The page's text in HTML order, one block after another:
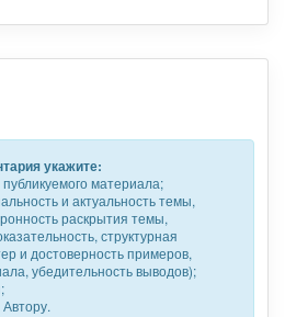
укажите:
материала;
и актуальность темы,
раскрытия темы,
структурная
и достоверность примеров,
убедительность выводов);